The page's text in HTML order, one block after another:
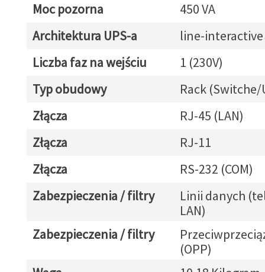
Moc pozorna
450 VA
Architektura UPS-a
line-interactive
Liczba faz na wejściu
1 (230V)
Typ obudowy
Rack (Switche/
Złącza
RJ-45 (LAN)
Złącza
RJ-11
Złącza
RS-232 (COM)
Zabezpieczenia / filtry
Linii danych
LAN)
Zabezpieczenia / filtry
(OPP)